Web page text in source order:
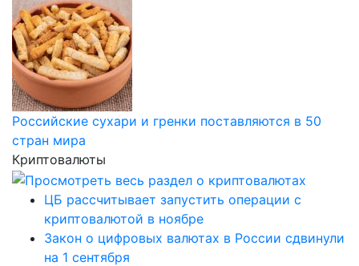
Российские сухари и гренки поставляются в 50
стран мира
Криптовалюты
ЦБ рассчитывает запустить операции с
криптовалютой в ноябре
Закон о цифровых валютах в России сдвинули
на 1 сентября